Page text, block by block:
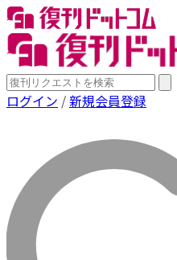
ログイン /新規会員登録